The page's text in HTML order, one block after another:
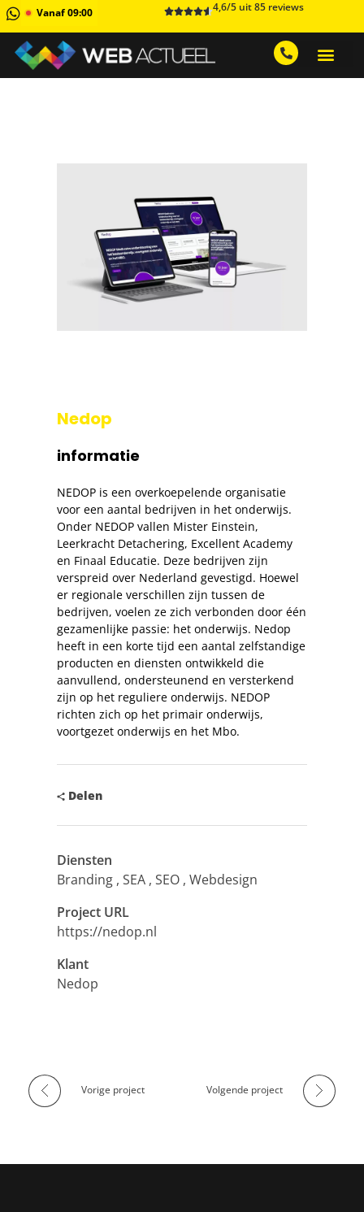
Vanaf 09:00 4,6/5 uit 85 reviews
Nedop
informatie
NEDOP is een overkoepelende organisatie
voor een aantal bedrijven in het onderwijs.
Onder NEDOP vallen Mister Einstein,
Leerkracht Detachering, Excellent Academy
en Finaal Educatie. Deze bedrijven zijn
verspreid over Nederland gevestigd. Hoewel
er regionale verschillen zijn tussen de
bedrijven, voelen ze zich verbonden door één
gezamenlijke passie: het onderwijs. Nedop
heeft in een korte tijd een aantal zelfstandige
producten en diensten ontwikkeld die
aanvullend, ondersteunend en versterkend
zijn op het reguliere onderwijs. NEDOP
richten zich op het primair onderwijs,
voortgezet onderwijs en het Mbo.
Delen
Diensten
Branding SEA SEO Webdesign
Project URL
https://nedop.nl
Klant
Nedop
Vorige project Volgende project